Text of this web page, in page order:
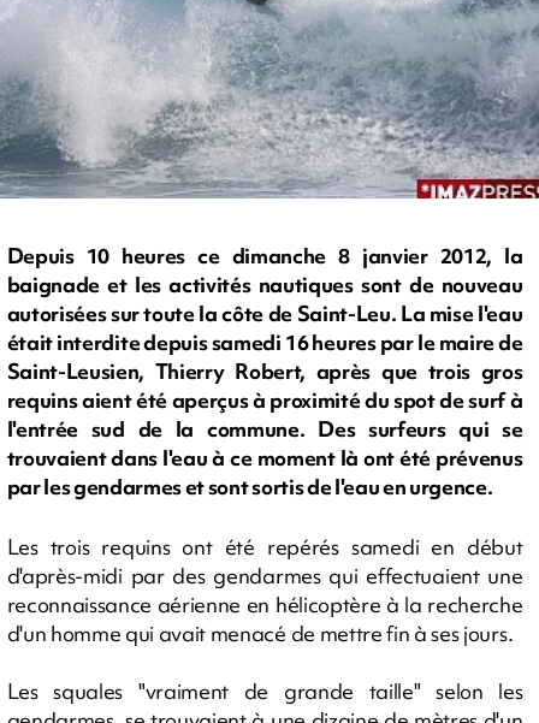
Depuis 10 heures ce dimanche 8 janvier 2012, la
baignade et les activités nautiques sont de nouveau
autorisées sur toute la côte de Saint-Leu. La mise l'eau
était interdite depuis samedi 16 heures par le maire de
Saint-Leusien, Thierry Robert, après que trois gros
requins aient été aperçus à proximité du spot de surf à
l'entrée sud de la commune. Des surfeurs qui se
trouvaient dans l'eau à ce moment là ont été prévenus
par les gendarmes et sont sortis de l'eau en urgence.
Les trois requins ont été repérés samedi en début
d'après-midi par des gendarmes qui effectuaient une
reconnaissance aérienne en hélicoptère à la recherche
d'un homme qui avait menacé de mettre fin à ses jours.
Les squales "vraiment de grande taille" selon les